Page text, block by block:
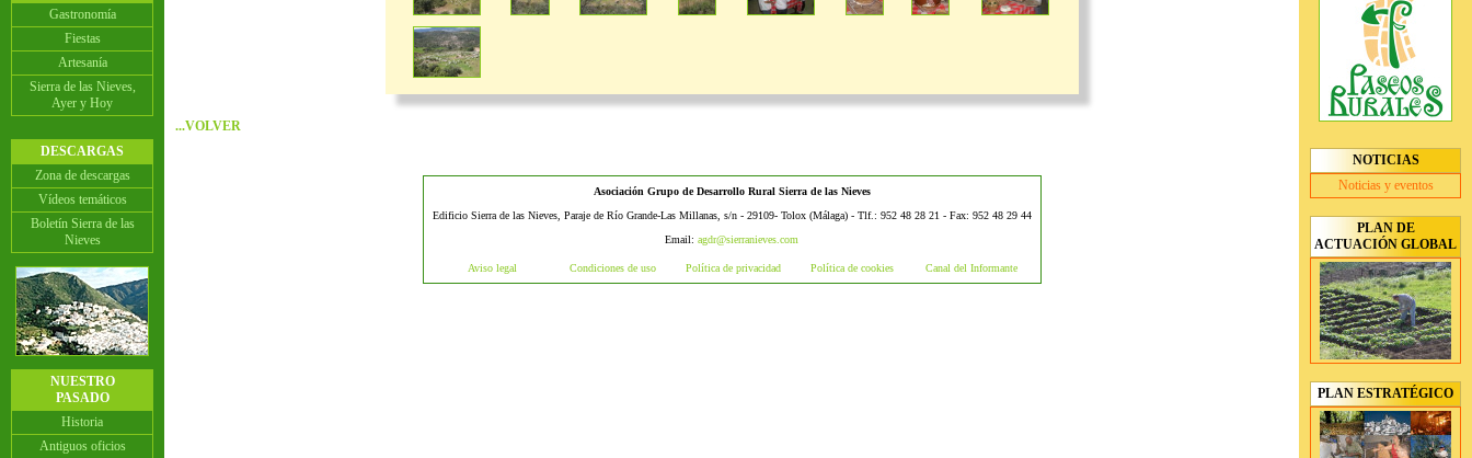
Gastronomía
Fiestas
Artesanía
Sierra de las Nieves,
Ayer y Hoy
DESCARGAS
Zona de descargas
Vídeos temáticos
Boletín Sierra de las
Nieves
NUESTRO
PASADO
Historia
Antiguos oficios
...VOLVER
Asociación Grupo de Desarrollo Rural Sierra de las Nieves
Edificio Sierra de las Nieves, Paraje de Río Grande-Las Millanas, s/n - 29109- Tolox (Málaga) - Tlf.: 952 48 28 21 - Fax: 952 48 29 44
Email: agdr@sierranieves.com
Aviso legal Condiciones de uso Política de privacidad Política de cookies Canal del Informante
NOTICIAS
Noticias y eventos
PLAN DE
ACTUACIÓN GLOBAL
PLAN ESTRATÉGICO